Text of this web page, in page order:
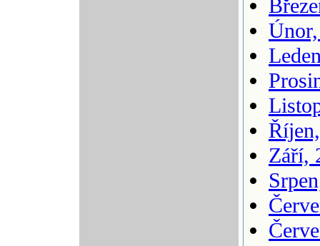
Září,